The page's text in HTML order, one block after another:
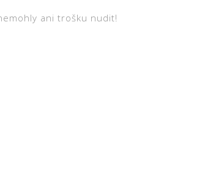
ani trošku nudit!